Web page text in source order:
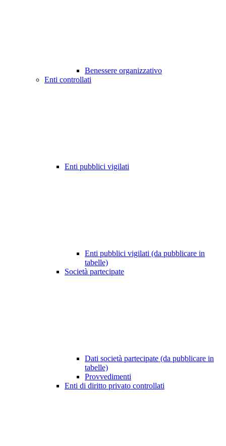
Benessere organizzativo
Enti controllati
Enti pubblici vigilati
Enti pubblici vigilati (da pubblicare in
tabelle)
Società partecipate
Dati società partecipate (da pubblicare in
tabelle)
Provvedimenti
Enti di diritto privato controllati